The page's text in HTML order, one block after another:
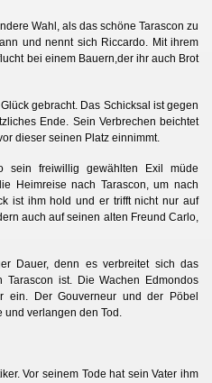
Wahl, als das schöne Tarascon zu
und nennt sich Riccardo. Mit ihrem
bei einem Bauern,der ihr auch Brot
gebracht. Das Schicksal ist gegen
Ende. Sein Verbrechen beichtet
dieser seinen Platz einnimmt.
sein freiwillig gewählten Exil müde
Heimreise nach Tarascon, um nach
ist ihm hold und er trifft nicht nur auf
auch auf seinen alten Freund Carlo,
Dauer, denn es verbreitet sich das
Tarascon ist. Die Wachen Edmondos
ein. Der Gouverneur und der Pöbel
und verlangen den Tod.
Vor seinem Tode hat sein Vater ihm